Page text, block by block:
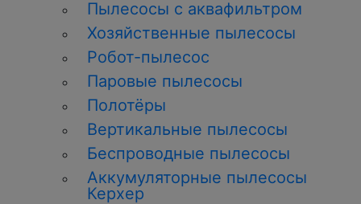
Пылесосы с аквафильтром
Хозяйственные пылесосы
Робот-пылесос
Паровые пылесосы
Полотёры
Вертикальные пылесосы
Беспроводные пылесосы
Аккумуляторные пылесосы
Керхер